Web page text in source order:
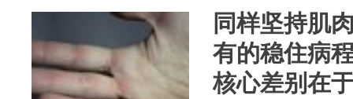
同样坚持肌
有的稳住病
核心差别在